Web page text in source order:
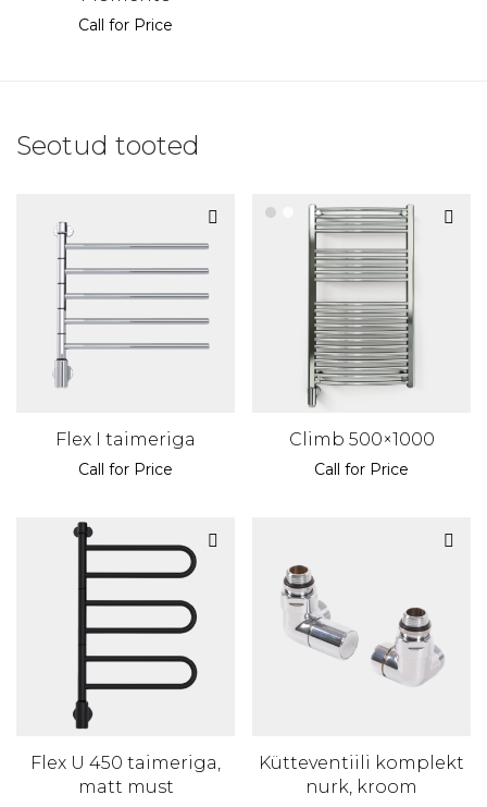
Call for Price
Seotud tooted
Flex I taimeriga
Call for Price
Climb 500×1000
Call for Price
Flex U 450 taimeriga,
matt must
Kütteventiili komplekt
nurk, kroom